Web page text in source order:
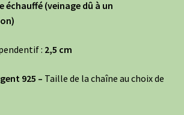
échauffé (veinage dû à un
: 2,5 cm
925 – Taille de la chaîne au choix de